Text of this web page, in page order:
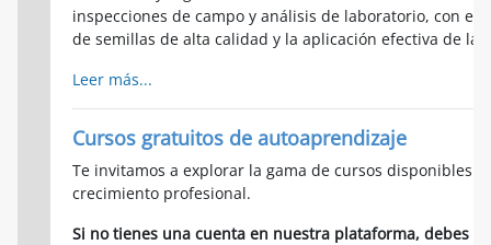
inspecciones de campo y análisis de laboratorio, con
de semillas de alta calidad y la aplicación efectiva de
Leer más...
Cursos gratuitos de autoaprendizaje
Te invitamos a explorar la gama de cursos disponibles
crecimiento profesional.
Si no tienes una cuenta en nuestra plataforma, debes